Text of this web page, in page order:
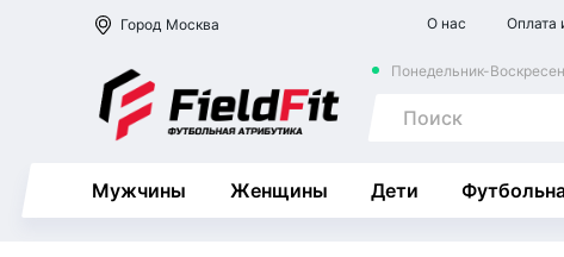
Город Москва О нас Оплата
Понедельник-
Мужчины Женщины Дети